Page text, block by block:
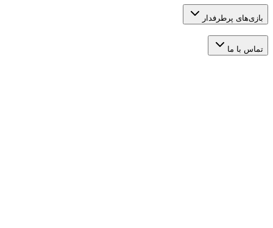
پرطرفدار